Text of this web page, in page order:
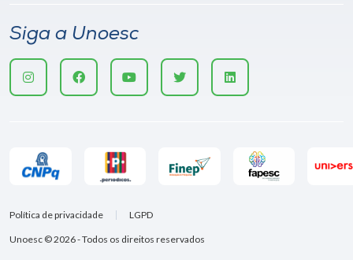
Siga a Unoesc
Unoesc © 2026 - Todos os direitos reservados
Política de privacidade LGPD